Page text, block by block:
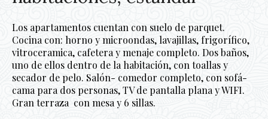
Los apartamentos cuentan con suelo de parquet.
Cocina con: horno y microondas, lavajillas, frigorífico,
vitroceramica, cafetera y menaje completo. Dos baños,
uno de ellos dentro de la habitación, con toallas y
secador de pelo. Salón- comedor completo, con sofá-
cama para dos personas, TV de pantalla plana y WIFI.
Gran terraza con mesa y 6 sillas.